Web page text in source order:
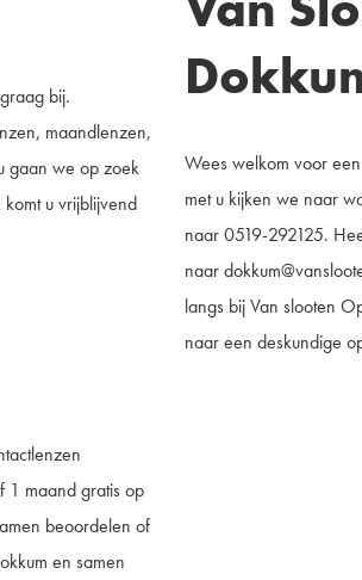
bij.
maandlenzen,
gaan we op zoek
u vrijblijvend
1 maand gratis op
beoordelen of
en samen
Wees welkom voor
met u kijken we naar
naar0519-292125.
naar
langs bij Van slooten
naar een deskundige